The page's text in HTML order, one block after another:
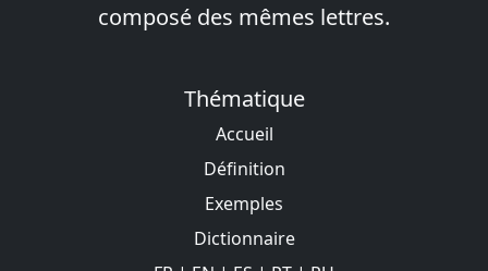
composé des mêmes lettres.
Thématique
Accueil
Définition
Exemples
Dictionnaire